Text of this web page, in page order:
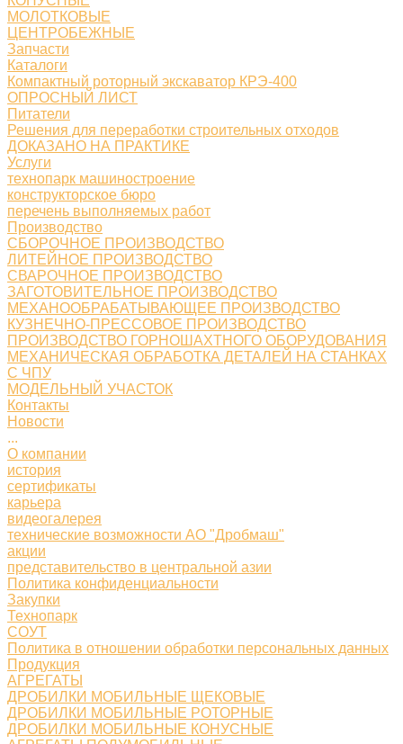
МОЛОТКОВЫЕ
ЦЕНТРОБЕЖНЫЕ
Запчасти
Каталоги
Компактный роторный экскаватор КРЭ-400
ОПРОСНЫЙ ЛИСТ
Питатели
Решения для переработки строительных отходов
ДОКАЗАНО НА ПРАКТИКЕ
Услуги
технопарк машиностроение
конструкторское бюро
перечень выполняемых работ
Производство
СБОРОЧНОЕ ПРОИЗВОДСТВО
ЛИТЕЙНОЕ ПРОИЗВОДСТВО
СВАРОЧНОЕ ПРОИЗВОДСТВО
ЗАГОТОВИТЕЛЬНОЕ ПРОИЗВОДСТВО
МЕХАНООБРАБАТЫВАЮЩЕЕ ПРОИЗВОДСТВО
КУЗНЕЧНО-ПРЕССОВОЕ ПРОИЗВОДСТВО
ПРОИЗВОДСТВО ГОРНОШАХТНОГО ОБОРУДОВАНИЯ
МЕХАНИЧЕСКАЯ ОБРАБОТКА ДЕТАЛЕЙ НА СТАНКАХ
С ЧПУ
МОДЕЛЬНЫЙ УЧАСТОК
Контакты
Новости
...
О компании
история
сертификаты
карьера
видеогалерея
технические возможности АО "Дробмаш"
акции
представительство в центральной азии
Политика конфиденциальности
Закупки
Технопарк
СОУТ
Политика в отношении обработки персональных данных
Продукция
АГРЕГАТЫ
ДРОБИЛКИ МОБИЛЬНЫЕ ЩЕКОВЫЕ
ДРОБИЛКИ МОБИЛЬНЫЕ РОТОРНЫЕ
ДРОБИЛКИ МОБИЛЬНЫЕ КОНУСНЫЕ